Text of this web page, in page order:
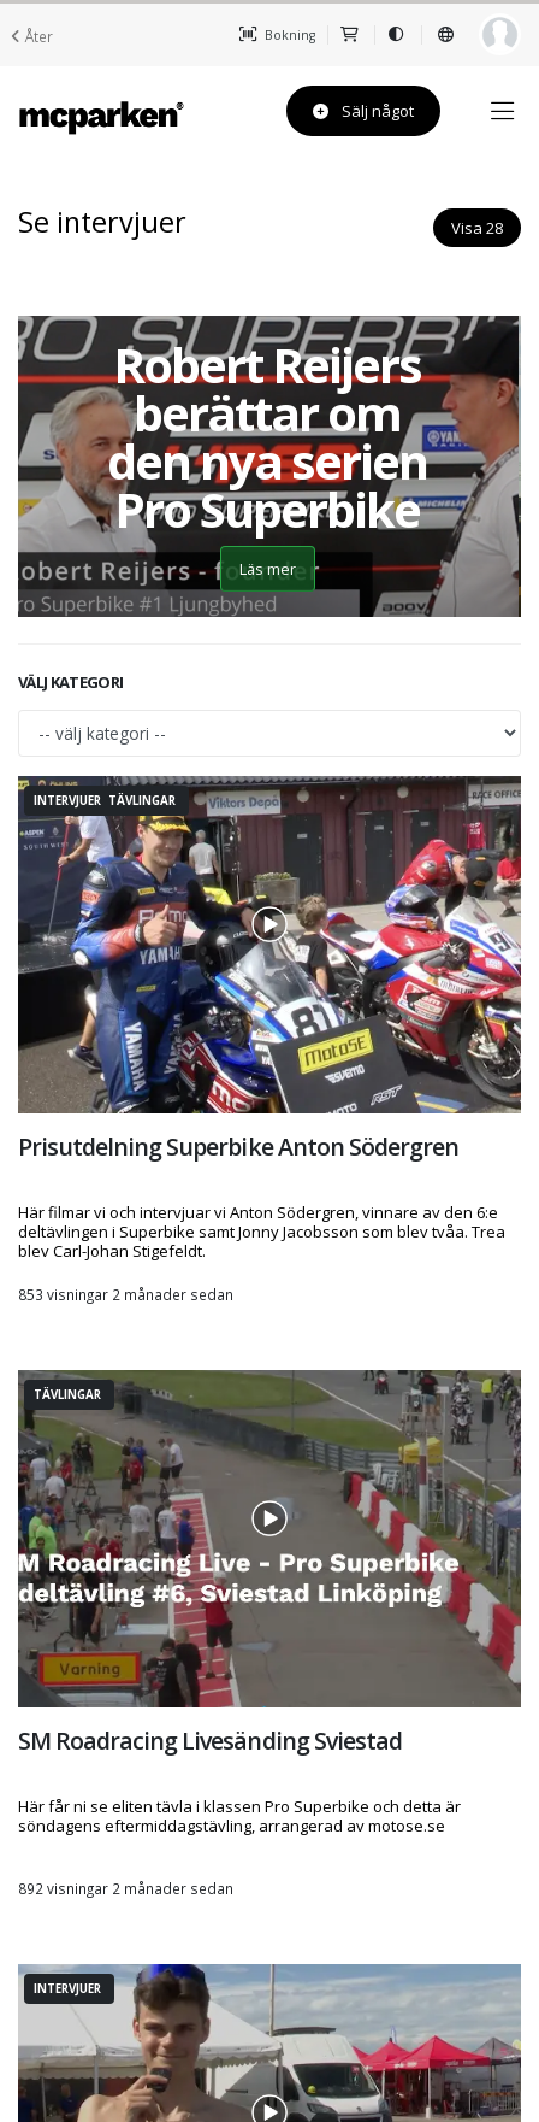
Åter Bokning
Sälj något
Se intervjuer Visa 28
Robert Reijers
berättar om
den nya serien
Pro Superbike
Läs mer
VÄLJ KATEGORI
INTERVJUER TÄVLINGAR
Prisutdelning Superbike Anton Södergren
Här filmar vi och intervjuar vi Anton Södergren, vinnare av den 6:e
deltävlingen i Superbike samt Jonny Jacobsson som blev tvåa. Trea
blev Carl-Johan Stigefeldt.
853 visningar 2 månader sedan
TÄVLINGAR
SM Roadracing Livesänding Sviestad
Här får ni se eliten tävla i klassen Pro Superbike och detta är
söndagens eftermiddagstävling, arrangerad av motose.se
892 visningar 2 månader sedan
INTERVJUER